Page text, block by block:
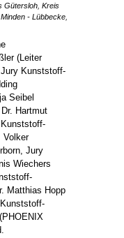
Gütersloh Kreis
- Lübbecke